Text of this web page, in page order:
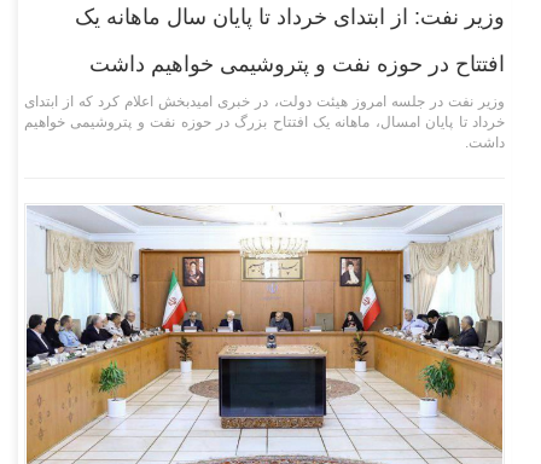
وزیر نفت: از ابتدای خرداد تا پایان سال ماهانه یک
افتتاح در حوزه نفت و پتروشیمی خواهیم داشت
وزیر نفت در جلسه امروز هیئت دولت، در خبری امیدبخش اعلام کرد که از ابتدای
خرداد تا پایان امسال، ماهانه یک افتتاح بزرگ در حوزه نفت و پتروشیمی خواهیم
داشت.